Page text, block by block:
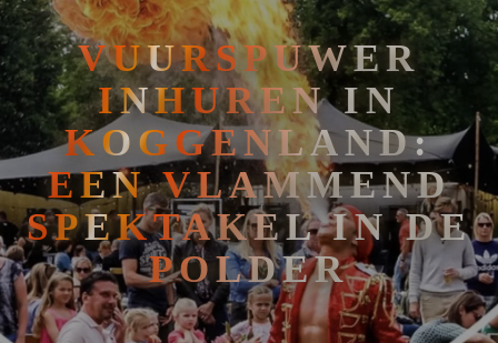
VUURSPUWER
INHUREN IN
KOGGENLAND:
EEN VLAMMEND
SPEKTAKEL IN DE
POLDER